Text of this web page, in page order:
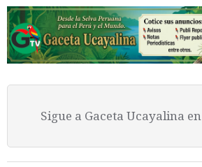
Sigue a Gaceta Ucayalina en